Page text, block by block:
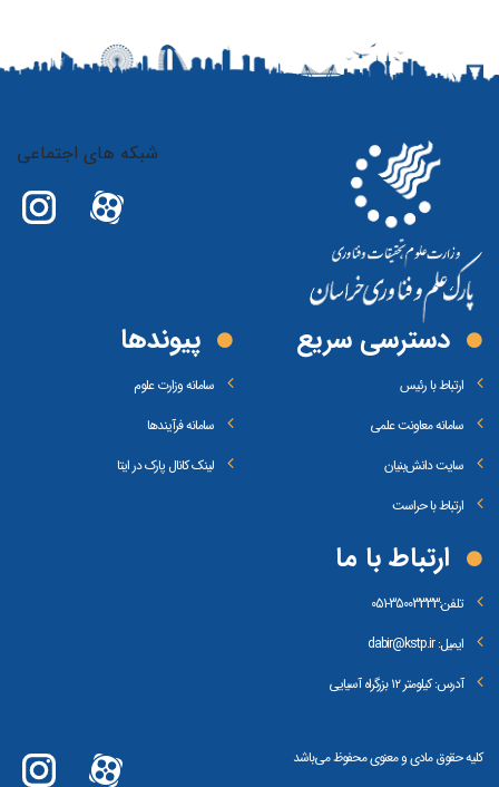
شبکه های اجتماعی
دسترسی سریع
ارتباط با رئیس
سامانه معاونت علمی
سایت دانش‌بنیان
ارتباط با حراست
پیوند‌ها
سامانه وزارت علوم
سامانه فرآیندها
لینک کانال پارک در ایتا
ارتباط با ما
تلفن:35003333-051
ایمیل: dabir@kstp.ir
آدرس: کیلومتر ۱۲ بزرگراه آسیایی
کلیه حقوق مادی و معنوی محفوظ می‌باشد